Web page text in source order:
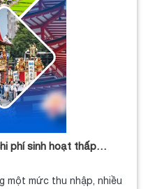
phí sinh hoạt thấp…
một mức thu nhập, nhiều